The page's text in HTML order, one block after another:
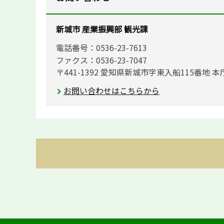
新城市 産業振興部 観光課
電話番号：0536-23-7613
ファクス：0536-23-7047
〒441-1392 愛知県新城市字東入船115番地 本
お問い合わせはこちらから